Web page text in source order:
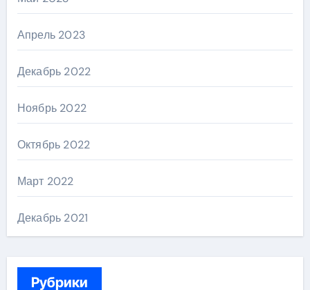
Апрель 2023
Декабрь 2022
Ноябрь 2022
Октябрь 2022
Март 2022
Декабрь 2021
Рубрики